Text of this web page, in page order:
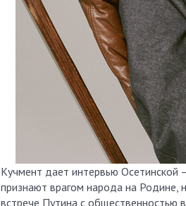
Кучмент дает интервью Осетинской
признают врагом народа на Родине,
встрече Путина с общественностью